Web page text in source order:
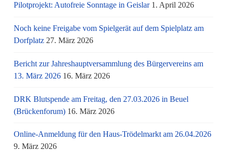
Pilotprojekt: Autofreie Sonntage in Geislar 1. April 2026
Noch keine Freigabe vom Spielgerät auf dem Spielplatz am
Dorfplatz 27. März 2026
Bericht zur Jahreshauptversammlung des Bürgervereins am
13. März 2026 16. März 2026
DRK Blutspende am Freitag, den 27.03.2026 in Beuel
(Brückenforum) 16. März 2026
Online-Anmeldung für den Haus-Trödelmarkt am 26.04.2026
9. März 2026